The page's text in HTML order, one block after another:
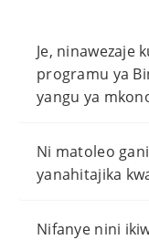
Je, ninawezaje
programu ya
yangu ya
Ni matoleo
yanahitajika
Nifanye nini